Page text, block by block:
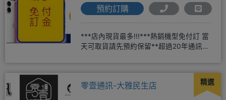
預約訂購
***店內現貨最多!!!***熱銷機型免付訂 當
天可取貨請先預約保留**超過20年通訊經
精選
零壹通訊-大雅民生店